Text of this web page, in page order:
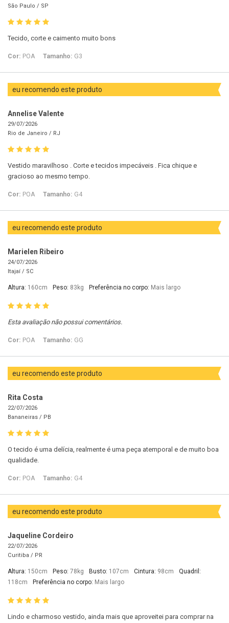
São Paulo / SP
Tecido, corte e caimento muito bons
Cor: POA Tamanho: G3
eu recomendo este produto
Annelise Valente
29/07/2026
Rio de Janeiro / RJ
Vestido maravilhoso . Corte e tecidos impecáveis . Fica chique e
gracioso ao mesmo tempo.
Cor: POA Tamanho: G4
eu recomendo este produto
Marielen Ribeiro
24/07/2026
Itajaí / SC
Altura: 160cm Peso: 83kg Preferência no corpo: Mais largo
Esta avaliação não possui comentários.
Cor: POA Tamanho: GG
eu recomendo este produto
Rita Costa
22/07/2026
Bananeiras / PB
O tecido é uma delícia, realmente é uma peça atemporal e de muito boa
qualidade.
Cor: POA Tamanho: G4
eu recomendo este produto
Jaqueline Cordeiro
22/07/2026
Curitiba / PR
Altura: 150cm Peso: 78kg Busto: 107cm Cintura: 98cm
Quadril:
118cm
Preferência no corpo: Mais largo
Lindo e charmoso vestido, ainda mais que aproveitei para comprar na